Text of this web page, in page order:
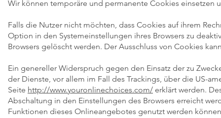
Wir können temporäre und permanente Cookies einsetzen
Falls die Nutzer nicht möchten, dass Cookies auf ihrem
Option in den Systemeinstellungen ihres Browsers zu
Browsers gelöscht werden. Der Ausschluss von Cookies
Ein genereller Widerspruch gegen den Einsatz der zu
der Dienste, vor allem im Fall des Trackings, über die US-
Seite http://www.youronlinechoices.com/ erklärt werden.
Abschaltung in den Einstellungen des Browsers erreicht
Funktionen dieses Onlineangebotes genutzt werden